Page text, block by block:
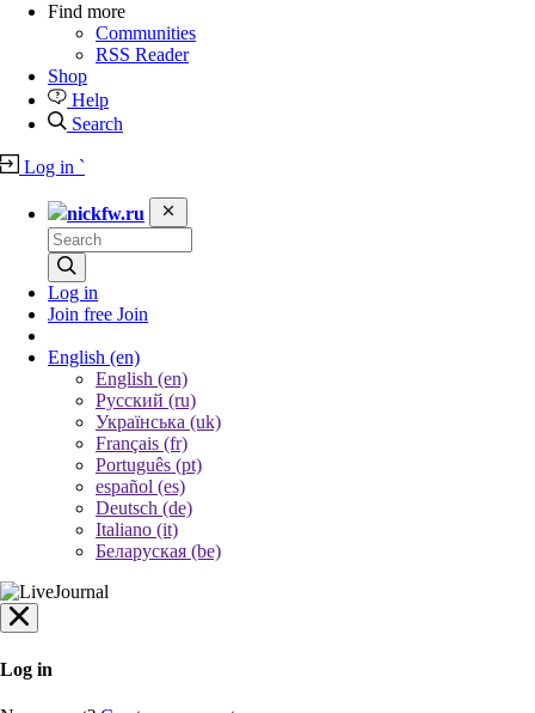
Find more
Communities
RSS Reader
Shop
Help
Search
Log in `
nickfw.ru
Log in
Join free Join
English (en)
English (en)
Русский (ru)
Українська (uk)
Français (fr)
Português (pt)
español (es)
Deutsch (de)
Italiano (it)
Беларуская (be)
Log in